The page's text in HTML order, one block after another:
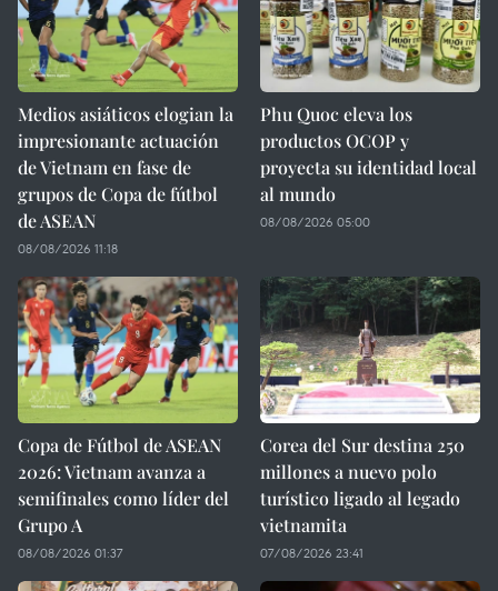
Medios asiáticos elogian la
impresionante actuación
de Vietnam en fase de
grupos de Copa de fútbol
de ASEAN
08/08/2026 11:18
Phu Quoc eleva los
productos OCOP y
proyecta su identidad local
al mundo
08/08/2026 05:00
Copa de Fútbol de ASEAN
2026: Vietnam avanza a
semifinales como líder del
Grupo A
08/08/2026 01:37
Corea del Sur destina 250
millones a nuevo polo
turístico ligado al legado
vietnamita
07/08/2026 23:41